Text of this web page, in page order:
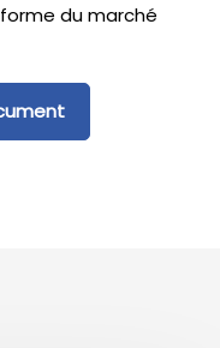
du marché